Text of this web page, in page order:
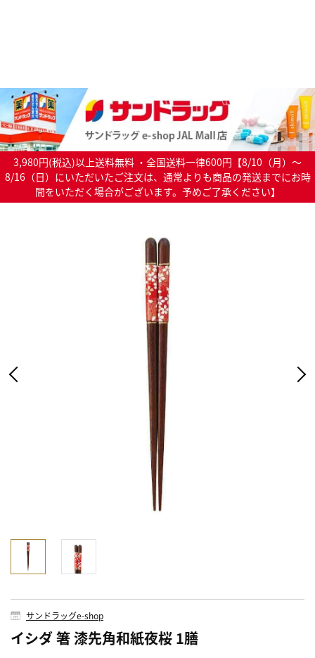
3,980円(税込)以上送料無料 ・全国送料一律600円【8/10（月）～
8/16（日）にいただいたご注文は、通常よりも商品の発送までにお時
間をいただく場合がございます。予めご了承ください】
サンドラッグe-shop
イシダ 箸 漆先角和紙夜桜 1膳